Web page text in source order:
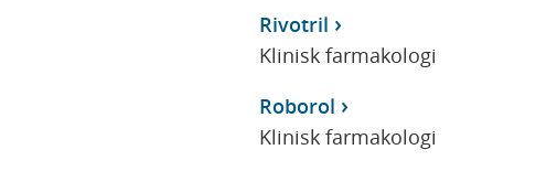
Rivotril
Klinisk farmakologi
Roborol
Klinisk farmakologi